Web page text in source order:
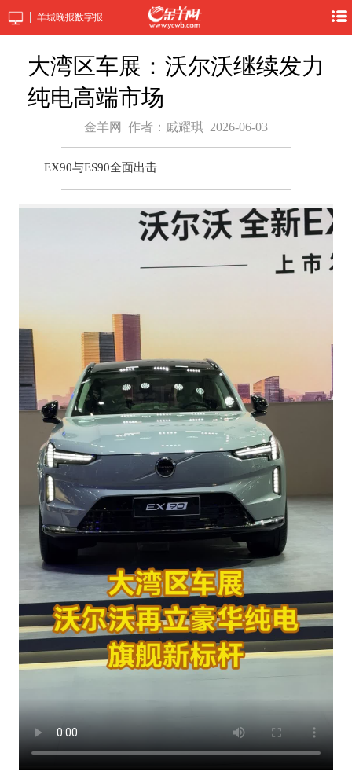
羊城晚报数字报
大湾区车展：沃尔沃继续发力
纯电高端市场
金羊网 作者：戚耀琪 2026-06-03
EX90与ES90全面出击